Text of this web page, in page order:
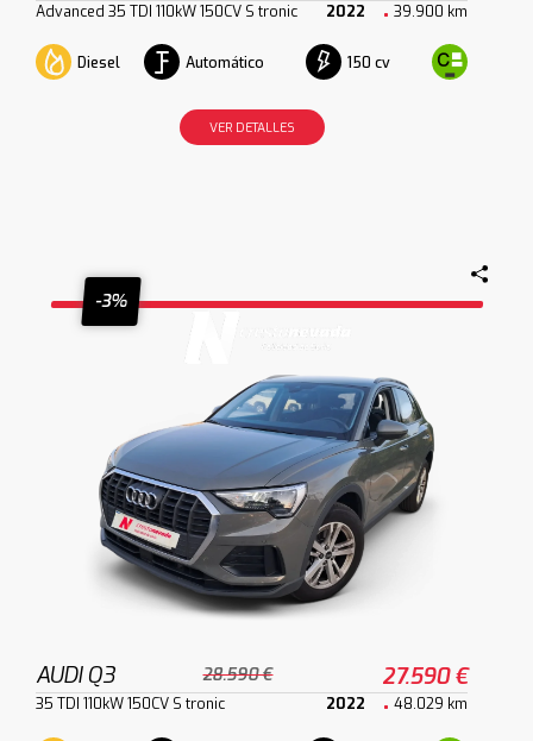
Advanced 35 TDI 110kW 150CV S tronic 2022 39.900 km
Diesel Automático 150 cv
VER DETALLES
-3%
AUDI Q3 28.590 € 27.590 €
35 TDI 110kW 150CV S tronic 2022 48.029 km